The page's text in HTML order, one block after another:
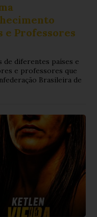
Professores
de diferentes países e
e professores que
Brasileira de